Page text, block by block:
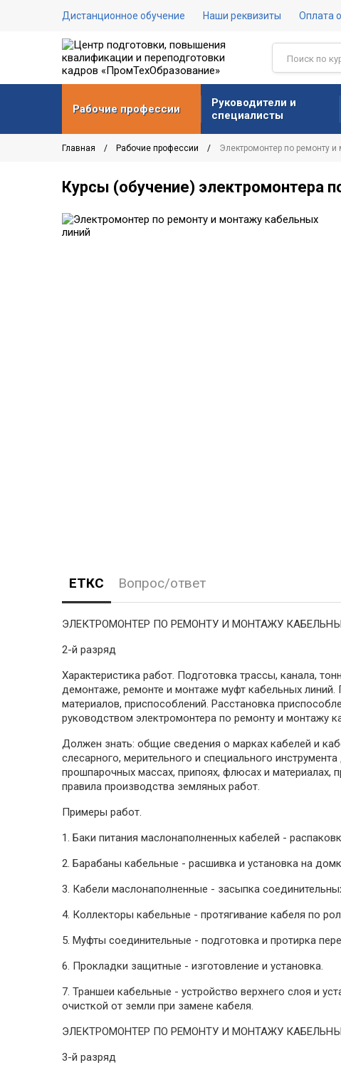
Дистанционное обучение Наши реквизиты Оплата
Рабочие профессии
Руководители и
специалисты
Главная Рабочие профессии Электромонтер по ремонту
Курсы (обучение) электромонтера
ЕТКС Вопрос/ответ
ЭЛЕКТРОМОНТЕР ПО РЕМОНТУ И МОНТАЖУ
2-й разряд
Характеристика работ. Подготовка трассы, канала,
демонтаже, ремонте и монтаже муфт кабельных линий.
материалов, приспособлений. Расстановка
руководством электромонтера по ремонту и монтажу
Должен знать: общие сведения о марках кабелей и
слесарного, мерительного и специального
прошпарочных массах, припоях, флюсах и материалах,
правила производства земляных работ.
Примеры работ.
1. Баки питания маслонаполненных кабелей -
2. Барабаны кабельные - расшивка и установка на
3. Кабели маслонаполненные - засыпка
4. Коллекторы кабельные - протягивание кабеля по
5. Муфты соединительные - подготовка и протирка
6. Прокладки защитные - изготовление и установка.
7. Траншеи кабельные - устройство верхнего слоя и
очисткой от земли при замене кабеля.
ЭЛЕКТРОМОНТЕР ПО РЕМОНТУ И МОНТАЖУ
3-й разряд